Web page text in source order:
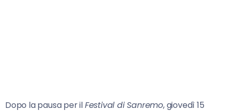
Dopo la pausa per ilFestival di Sanremo, giovedì 15